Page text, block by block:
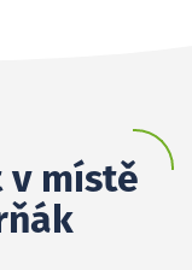
místě